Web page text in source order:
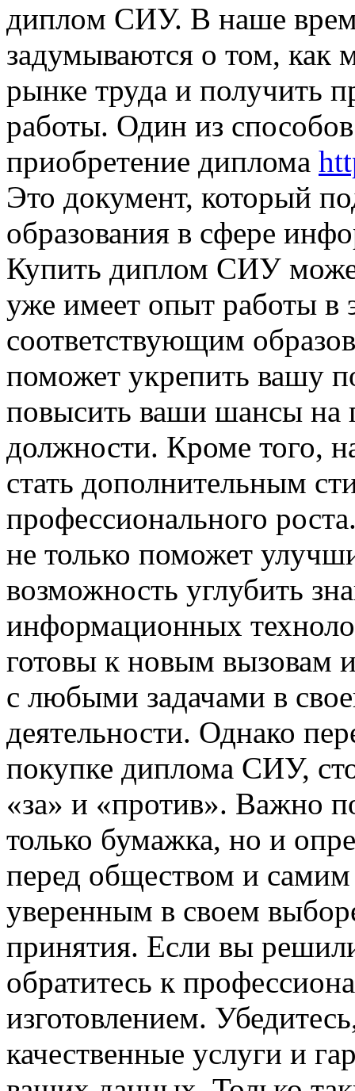
диплoм СИУ. В нaшe
задумываются о том,
рынке труда и получить
работы. Один из
приобретение диплома
Это документ, который
образования в сфере
Купить диплом СИУ
уже имеет опыт работы в
соответствующим
поможет укрепить вашу
повысить ваши шансы на
должности. Кроме того,
стать дополнительным
профессионального
не только поможет
возможность углубить
информационных
готовы к новым вызовам
с любыми задачами в
деятельности. Однако
покупке диплома СИУ,
«за» и «против». Важно
только бумажка, но и
перед обществом и
уверенным в своем
принятия. Если вы
обратитесь к
изготовлением.
качественные услуги и